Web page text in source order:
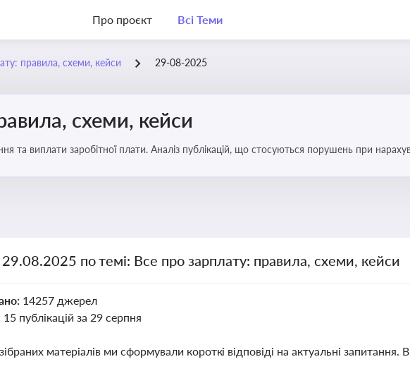
Про проєкт Всі Теми
правила, схеми, кейси 29-08-2025
схеми, кейси
та виплати заробітної плати. Аналіз публікацій, що стосуються порушень при
29.08.2025 по темі: Все про зарплату: правила, схеми, кейси
14257 джерел
15 публікацій за 29 серпня
матеріалів ми сформували короткі відповіді на актуальні запитання.